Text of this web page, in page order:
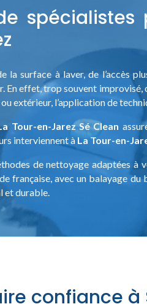
la surface à laver, de l’accès
effet, trop souvent improvisé,
extérieur, l’application de
Tour-en-Jarez Sé Clean
interviennent à La Tour-en-
de nettoyage adaptées à
française, avec un balayage
et durable.
confiance